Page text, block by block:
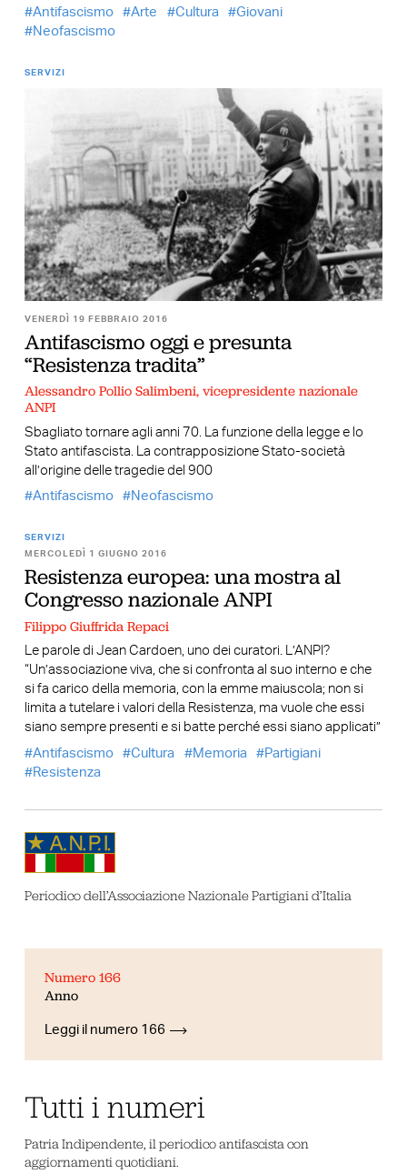
Antifascismo
Arte Cultura
Giovani
Neofascismo
SERVIZI
VENERDÌ 19 FEBBRAIO 2016
Antifascismo oggi e presunta
“Resistenza tradita”
Alessandro Pollio Salimbeni, vicepresidente nazionale
ANPI
Sbagliato tornare agli anni 70. La funzione della legge e lo
Stato antifascista. La contrapposizione Stato-società
all’origine delle tragedie del 900
Antifascismo
Neofascismo
SERVIZI
MERCOLEDÌ 1 GIUGNO 2016
Resistenza europea: una mostra al
Congresso nazionale ANPI
Filippo Giuffrida Repaci
Le parole di Jean Cardoen, uno dei curatori. L’ANPI?
“Un’associazione viva, che si confronta al suo interno e che
si fa carico della memoria, con la emme maiuscola; non si
limita a tutelare i valori della Resistenza, ma vuole che essi
siano sempre presenti e si batte perché essi siano applicati”
Antifascismo
Cultura Memoria
Partigiani
Resistenza
Periodico dell’Associazione Nazionale Partigiani d’Italia
Numero 166
Anno
Leggi il numero 166
Tutti i numeri
Patria Indipendente, il periodico antifascista con
aggiornamenti quotidiani.